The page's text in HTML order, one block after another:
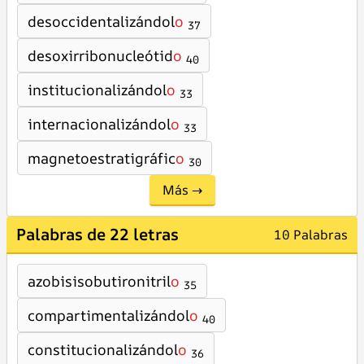
desoccidentalizándolo 37
desoxirribonucleótido 40
institucionalizándolo 33
internacionalizándolo 33
magnetoestratigráfico 30
Más →
Palabras de 22 letras 10 Palabras
azobisisobutironitrilo 35
compartimentalizándolo 40
constitucionalizándolo 36